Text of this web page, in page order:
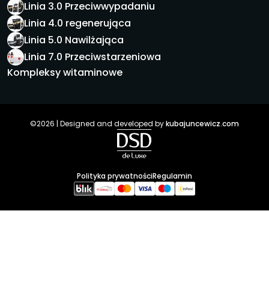
Linia 3.0 Przeciwwypadaniu
Linia 4.0 regenerująca
Linia 5.0 Nawilżająca
Linia 7.0 Przeciwstarzeniowa
Kompleksy witaminowe
©2026 | Designed and developed bykubajuncewicz.com
Polityka prywatnościRegulamin